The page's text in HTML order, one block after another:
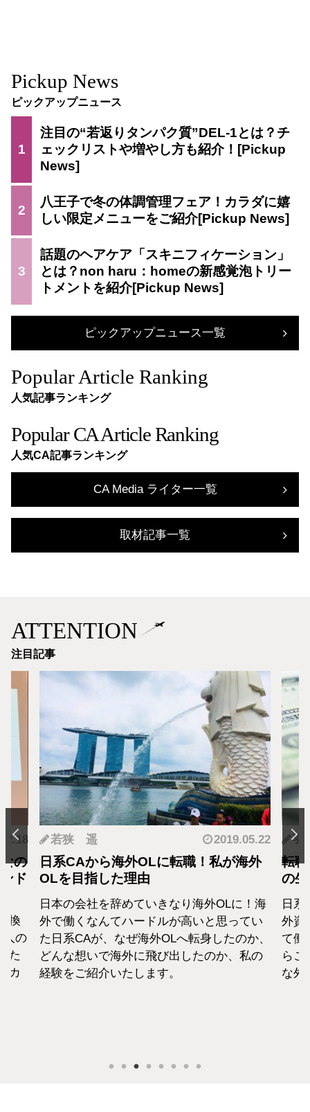
Pickup News
ピックアップニュース
1
注目の“若返りタンパク質”DEL-1とは？チ
ェックリストや増やし方も紹介！
2
八王子で冬の体調管理フェア！カラダに嬉
しい限定メニューをご紹介
3
話題のヘアケア「スキニフィケーション」
とは？non haru：homeの新感覚泡トリー
トメントを紹介
ピックアップニュース一覧
Popular Article Ranking
人気記事ランキング
Popular CA Article Ranking
人気CA記事ランキング
CA Media ライター一覧
取材記事一覧
ATTENTION
注目記事
の
ド
換
人の
た
カ
若狭 遥 2019.05.22
日系CAから海外OLに転職！私が海外
OLを目指した理由
日本の会社を辞めていきなり海外OLに！海
外で働くなんてハードルが高いと思ってい
た日系CAが、なぜ海外OLへ転身したのか、
どんな想いで海外に飛び出したのか、私の
経験をご紹介いたします。
羽
転
の
日
外資
て働
らこ
な外